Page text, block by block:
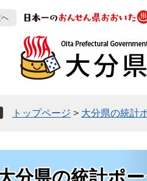
トップページ > 大分県の統計